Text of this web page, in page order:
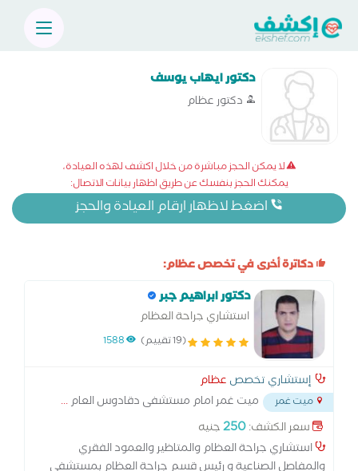
دكتور ايهاب يوسف
دكتور عظام
لا يمكن الحجز مباشرة من خلال اكشف لهذه العيادة،
يمكنك الحجز بنفسك عن طريق اظهار بيانات الاتصال:
اضغط لاظهار ارقام العيادة والحجز
دكاترة أخرى في تخصص عظام:
دكتور ابراهيم جبر
استشاري جراحة العظام
(19 تقييم) 1588
إستشاري تخصص عظام
ميت غمر ميت غمر امام مستشفى دقادوس العام...
سعر الكشف:250جنيه
استشاري جراحة العظام والمتاظير والعمود الفقري